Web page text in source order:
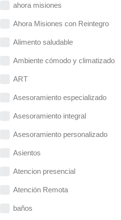
ahora misiones
Ahora Misiones con Reintegro
Alimento saludable
Ambiente cómodo y climatizado
ART
Asesoramiento especializado
Asesoramiento integral
Asesoramiento personalizado
Asientos
Atencion presencial
Atención Remota
baños